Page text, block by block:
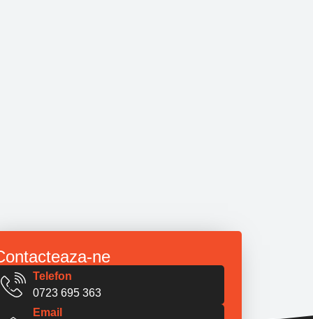
ne
Telefon
0723 695 363
Email